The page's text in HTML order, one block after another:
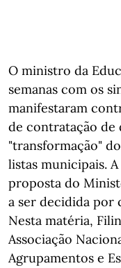
O ministro da
semanas com os
manifestaram
de contratação de
"transformação"
listas municipais.
proposta do
a ser decidida por
Nesta matéria,
Associação
Agrupamentos e